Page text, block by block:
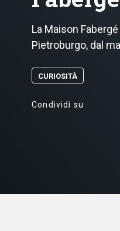
La Maison
Pietroburgo, dal
CURIOSITÀ
Condividi su